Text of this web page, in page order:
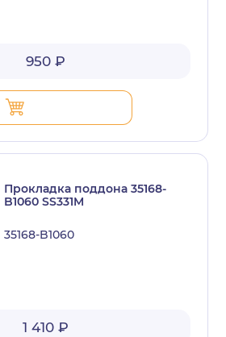
950 ₽
Прокладка поддона 35168-
B1060 SS331M
35168-B1060
1 410 ₽